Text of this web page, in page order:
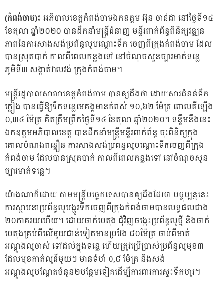
(កំពង់ចាម)៖អភិបាលខេត្តកំពង់ចាមឯកឧត្តម អ៊ុន ចាន់ដា នៅថ្ងៃទី១៤
ខែតុលា ឆ្នាំ២០២០ បានដឹកនាំមន្ត្រីជំនាញ មន្ទីរពាក់ព័ន្ធពិនិត្យវឌ្ឍន
ភាពនៃការសាងសង់ប្រព័ន្ធលូបណ្តោះទឹក ចេញពីក្រុងកំពង់ចាម ដែល
បានស្រុតបាក់ កាលពីពេលកន្លងទៅ នៅចំណុចសួនច្បារមាត់ទន្លេ
ភូមិទី៣ សង្កាត់វាលវង់ ក្រុងកំពង់ចាម។
មន្ត្រីរដ្ឋបាលសាលាខេត្តកំពង់ចាម បានឲ្យដឹងថា ដោយសារជំនន់ទឹក
ភ្លៀង បានធ្វើឱ្យទឹកទន្លេមេគង្គមានកំពស់ ១០,៦២ ម៉ែត្រ ពោលគឺឡើង
០,៣៤ ម៉ែត្រ គិតត្រឹមព្រឹកថ្ងៃទី១៤ ខែតុលា ឆ្នាំ២០២០។ ទន្ទឹមនឹងនេះ
ឯកឧត្តមអភិបាលខេត្ត បានដឹកនាំមន្ត្រីមន្ទីរពាក់ព័ន្ធ ចុះពិនិត្យក្នុង
គោលបំណងពន្លឿន ការសាងសង់ប្រពន្ធលូបណ្តោះទឹកចេញពីក្រុង
កំពង់ចាម ដែលបានស្រុតបាក់ កាលពីពេលកន្លងទៅ នៅចំណុចសួន
ច្បារមាត់ទន្លេ។
យ៉ាងណាក៏ដោយ តាមមន្ត្រីបច្ចេកទេសបានឲ្យដឹងដែរថា បច្ចុប្បន្ននេះ
ការស្ថាបនាប្រព័ន្ធលូបង្ហូរទឹកចេញពីក្រុងកំពង់ចាមបានលទ្ធផលជាង
២០ភាគរយហើយ។ ដោយចាក់បេតុង ជុំវិញចង្កេះប្រព័ន្ធលូថ្មី និងចាក់
បេតុងគ្រប់ពីលើមួយជាន់ទៀតមានប្រវែង ៨០ម៉ែត្រ ចាប់ពីមាត់
អណ្ដូងលូចាស់ ទៅដល់ក្នុងទន្លេ ហើយត្រូវប្រើប្រាស់ប្រព័ន្ធលូមុខ៣
ដែលមុខកាត់លូនីមួយៗ មានទំហំ ០,៨ ម៉ែត្រ និងសង់
អណ្ដូងលូបណ្ដែតចំនួន២បន្ថែមទៀតដើម្បីការពារការស្ទះទឹកហូរ។